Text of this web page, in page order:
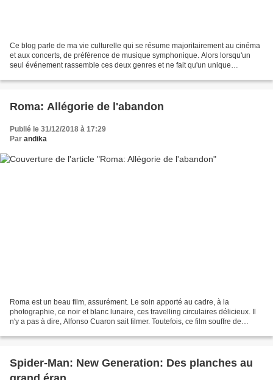
Ce blog parle de ma vie culturelle qui se résume majoritairement au cinéma
et aux concerts, de préférence de musique symphonique. Alors lorsqu'un
seul événement rassemble ces deux genres et ne fait qu'un unique
Roma: Allégorie de l'abandon
Publié le 31/12/2018 à 17:29
Par andika
Roma est un beau film, assurément. Le soin apporté au cadre, à la
photographie, ce noir et blanc lunaire, ces travelling circulaires délicieux. Il
n'y a pas à dire, Alfonso Cuaron sait filmer. Toutefois, ce film souffre de
Spider-Man: New Generation: Des planches au